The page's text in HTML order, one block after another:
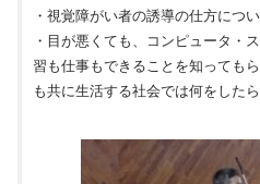
・視覚障がい者の誘導の仕方につ
・目が悪くても、コンピュータ・
習も仕事もできることを知っても
も共に生活する社会では何をしたら